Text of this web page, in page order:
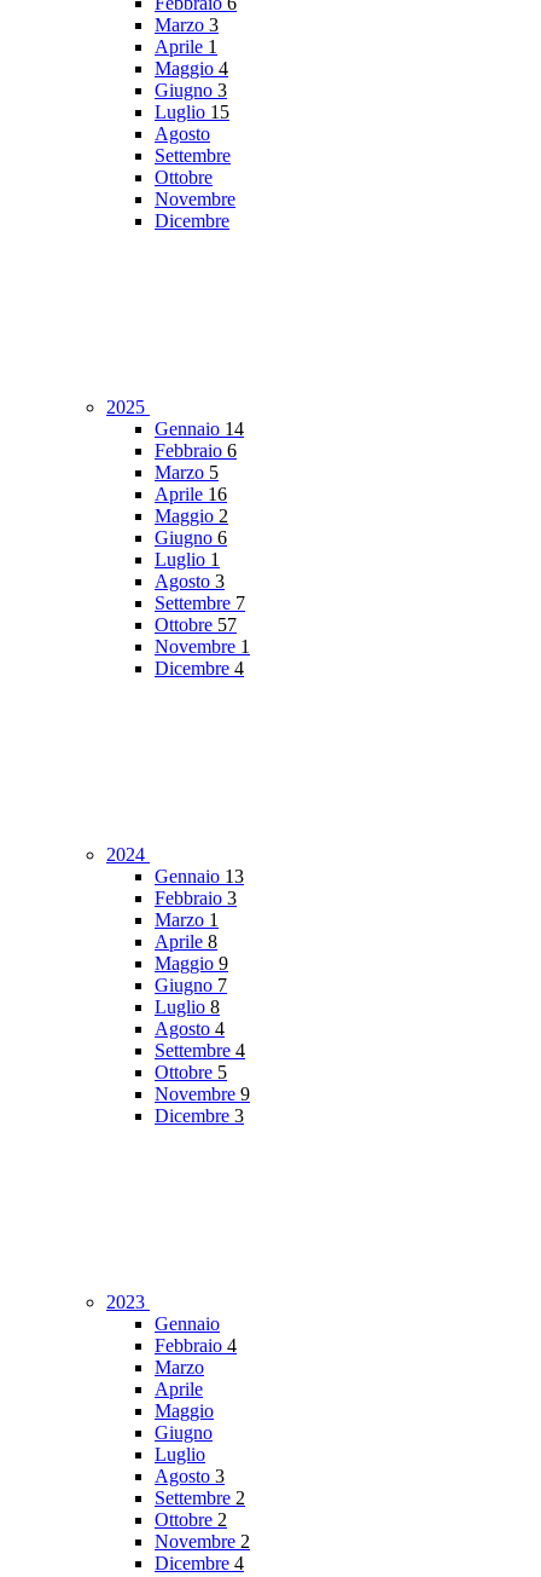
Marzo 3
Aprile 1
Maggio 4
Giugno 3
Luglio 15
Agosto
Settembre
Ottobre
Novembre
Dicembre
2025
Gennaio 14
Febbraio 6
Marzo 5
Aprile 16
Maggio 2
Giugno 6
Luglio 1
Agosto 3
Settembre 7
Ottobre 57
Novembre 1
Dicembre 4
2024
Gennaio 13
Febbraio 3
Marzo 1
Aprile 8
Maggio 9
Giugno 7
Luglio 8
Agosto 4
Settembre 4
Ottobre 5
Novembre 9
Dicembre 3
2023
Gennaio
Febbraio 4
Marzo
Aprile
Maggio
Giugno
Luglio
Agosto 3
Settembre 2
Ottobre 2
Novembre 2
Dicembre 4